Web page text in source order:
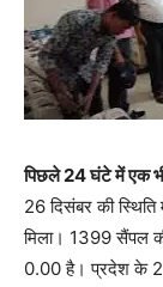
पिछले 24 घंटे में एक
26 दिसंबर की
मिला। 1399 सैंपल
0.00 है। प्रदेश के 26